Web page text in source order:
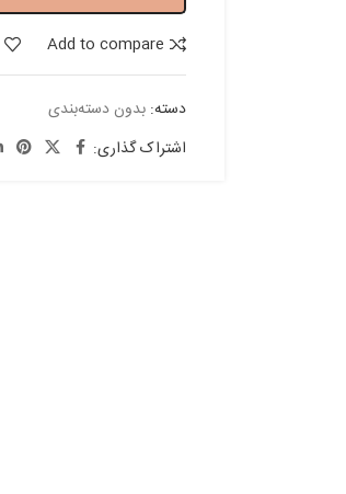
Add to compare
دسته: بدون دسته‌بندی
اشتراک گذاری: